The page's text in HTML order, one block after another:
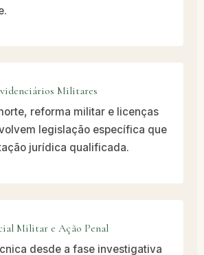
Militares
reforma militar e licenças
legislação específica que
jurídica qualificada.
Militar e Ação Penal
desde a fase investigativa